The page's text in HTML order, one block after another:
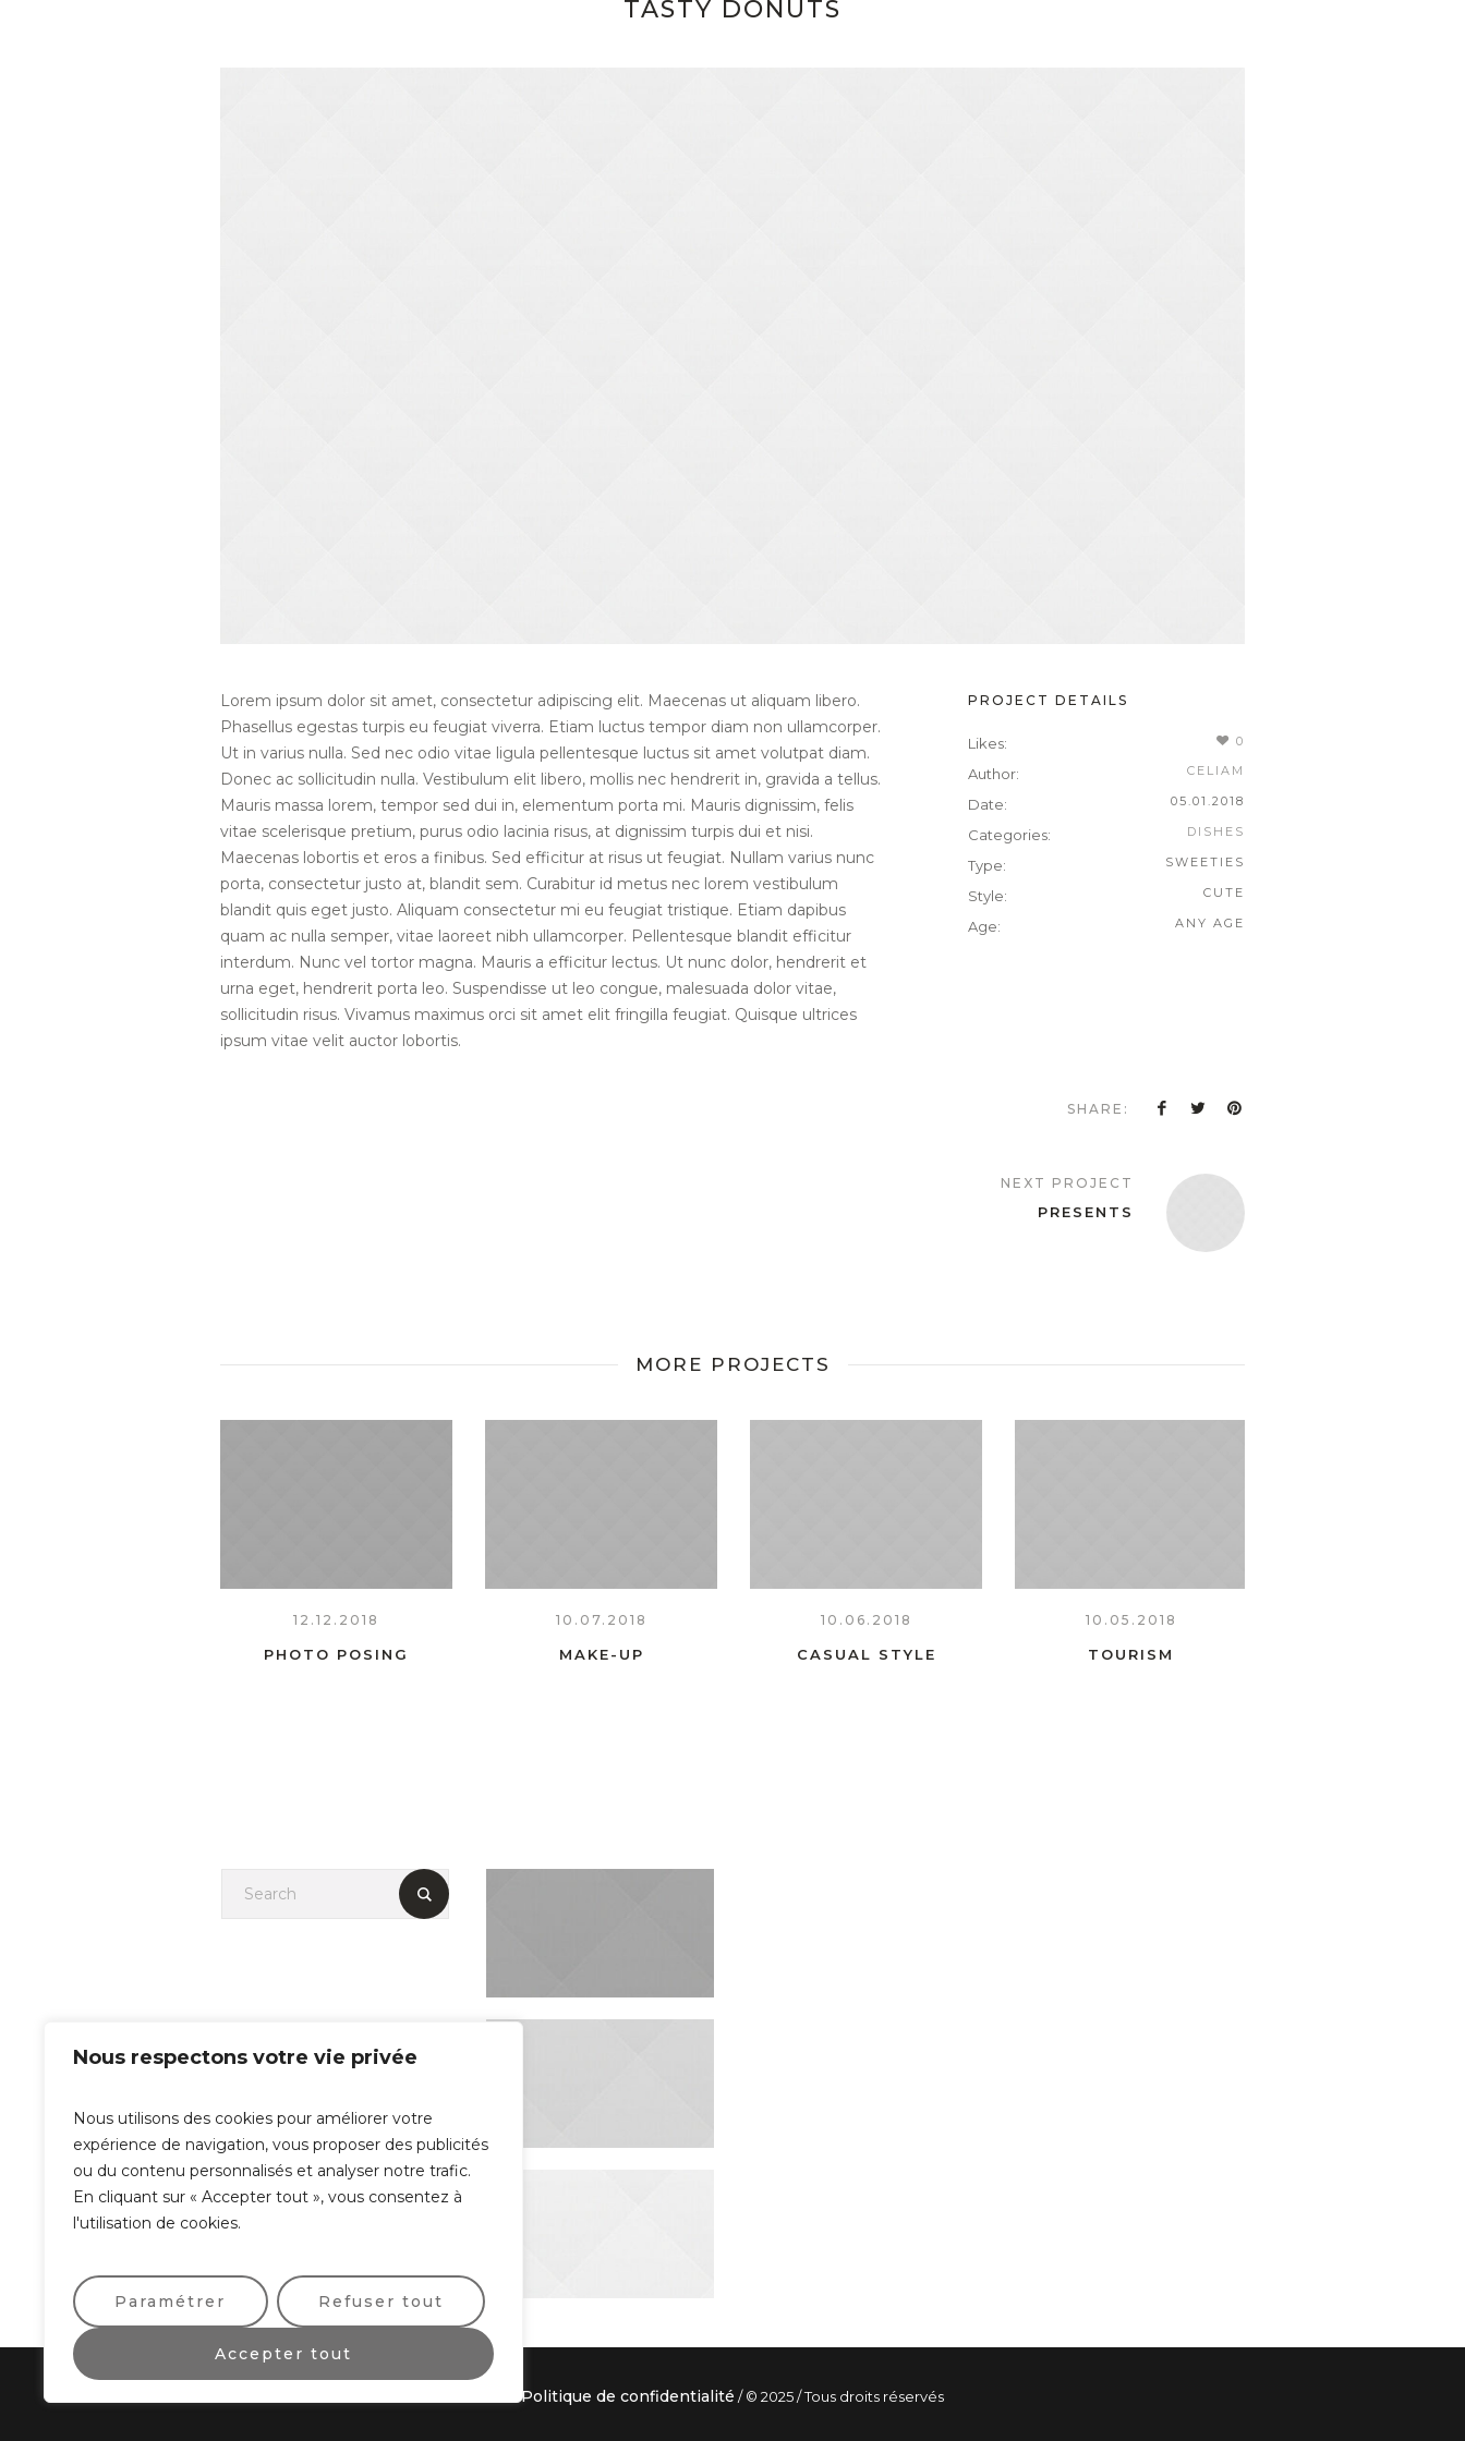
Nous respectons votre vie privée
Nous utilisons des cookies pour améliorer votre
expérience de navigation, vous proposer des publicités
ou du contenu personnalisés et analyser notre trafic.
En cliquant sur « Accepter tout », vous consentez à
l'utilisation de cookies.
Paramétrer Refuser tout
Accepter tout
TASTY DONUTS
Lorem ipsum dolor sit amet, consectetur adipiscing elit. Maecenas ut aliquam libero.
Phasellus egestas turpis eu feugiat viverra. Etiam luctus tempor diam non ullamcorper.
Ut in varius nulla. Sed nec odio vitae ligula pellentesque luctus sit amet volutpat diam.
Donec ac sollicitudin nulla. Vestibulum elit libero, mollis nec hendrerit in, gravida a tellus.
Mauris massa lorem, tempor sed dui in, elementum porta mi. Mauris dignissim, felis
vitae scelerisque pretium, purus odio lacinia risus, at dignissim turpis dui et nisi.
Maecenas lobortis et eros a finibus. Sed efficitur at risus ut feugiat. Nullam varius nunc
porta, consectetur justo at, blandit sem. Curabitur id metus nec lorem vestibulum
blandit quis eget justo. Aliquam consectetur mi eu feugiat tristique. Etiam dapibus
quam ac nulla semper, vitae laoreet nibh ullamcorper. Pellentesque blandit efficitur
interdum. Nunc vel tortor magna. Mauris a efficitur lectus. Ut nunc dolor, hendrerit et
urna eget, hendrerit porta leo. Suspendisse ut leo congue, malesuada dolor vitae,
sollicitudin risus. Vivamus maximus orci sit amet elit fringilla feugiat. Quisque ultrices
ipsum vitae velit auctor lobortis.
PROJECT DETAILS
Likes: 0
Author: CELIAM
Date: 05.01.2018
Categories: DISHES
Type: SWEETIES
Style: CUTE
Age: ANY AGE
SHARE:
NEXT PROJECT
PRESENTS
MORE PROJECTS
12.12.2018
PHOTO POSING
10.07.2018
MAKE-UP
10.06.2018
CASUAL STYLE
10.05.2018
TOURISM
Politique de confidentialité / © 2025 / Tous droits réservés